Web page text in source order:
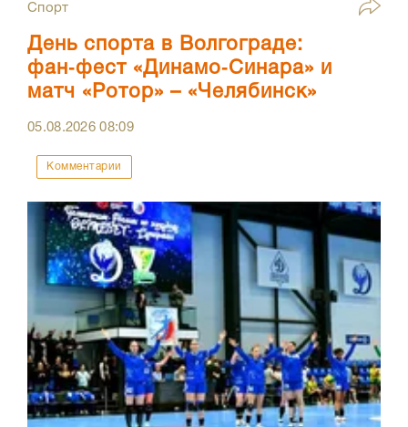
Спорт
День спорта в Волгограде:
фан‑фест «Динамо‑Синара» и
матч «Ротор» – «Челябинск»
05.08.202608:09
Комментарии